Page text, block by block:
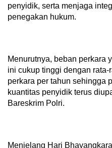
penyidik, serta menjaga
penegakan hukum.
Menurutnya, beban perkara
ini cukup tinggi dengan
perkara per tahun sehingga
kuantitas penyidik terus
Bareskrim Polri.
Menjelang Hari